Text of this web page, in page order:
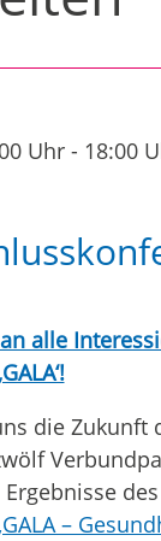
Uhr - 18:00
alle
die
–